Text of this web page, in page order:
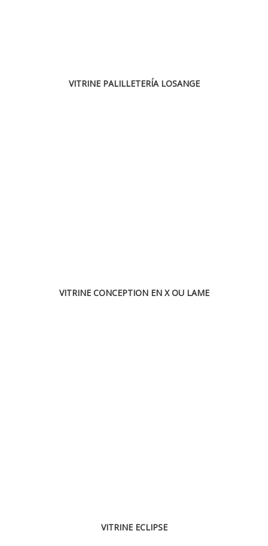
VITRINE PALILLETERÍA LOSANGE
VITRINE CONCEPTION EN X OU LAME
VITRINE ECLIPSE